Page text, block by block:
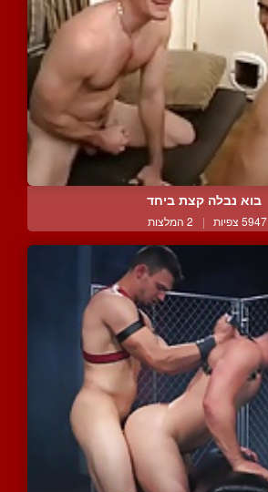
בוא נבלה קצת ביחד
5947 צפיות | 2 המלצות